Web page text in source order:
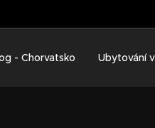
- Chorvatsko Ubytování